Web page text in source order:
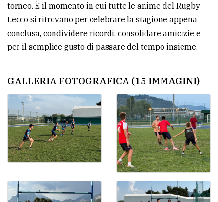
torneo. È il momento in cui tutte le anime del Rugby
Lecco si ritrovano per celebrare la stagione appena
conclusa, condividere ricordi, consolidare amicizie e
per il semplice gusto di passare del tempo insieme.
GALLERIA FOTOGRAFICA (15 IMMAGINI)